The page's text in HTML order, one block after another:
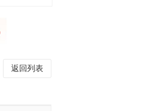
返回列表